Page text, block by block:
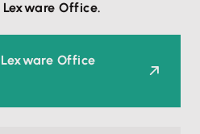
Office.
Office